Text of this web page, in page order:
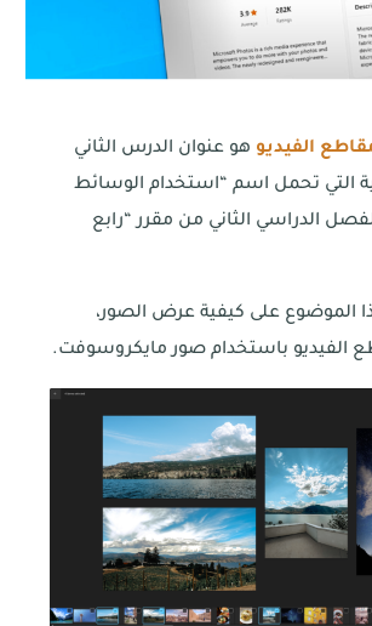
الفيديو هو عنوان الدرس الثاني
التي تحمل اسم “استخدام الوسائط
الدراسي الثاني من مقرر “رابع
الموضوع على كيفية عرض الصور،
الفيديو باستخدام صور مايكروسوفت.